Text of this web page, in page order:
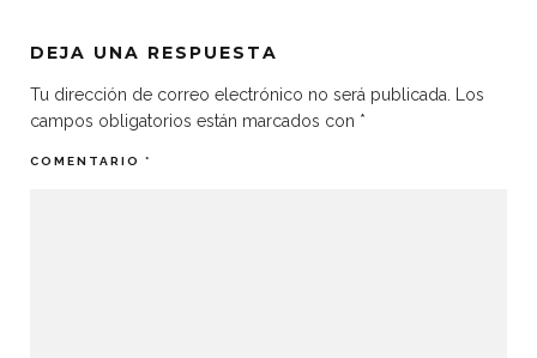
DEJA UNA RESPUESTA
Tu dirección de correo electrónico no será publicada.
Los
campos obligatorios están marcados con *
COMENTARIO *